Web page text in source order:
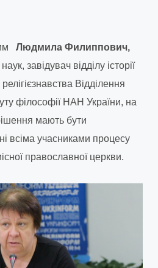
Людмила Филиппович,
завідувач відділу історії
Відділення
філософії НАН України, на
мають бути
всіма учасниками процесу
православної церкви.